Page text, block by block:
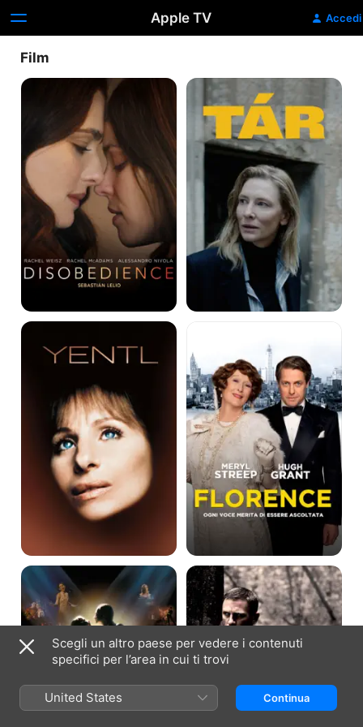
Apple TV Accedi
Film
Disobedience Tár
Yentl
De-
Così
Facile
Da
Amare
DEFIANCE
-
I
GIORNI
DEL
CORAGGIO
Scegli un altro paese per vedere i contenuti
specifici per l’area in cui ti trovi
United States Continua